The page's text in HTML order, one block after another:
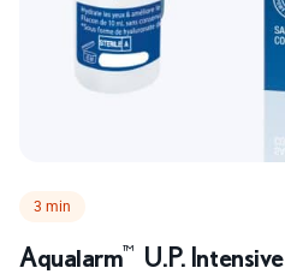
Temps de lecture :
3 min
Aqualarm™ U.P. Intensive